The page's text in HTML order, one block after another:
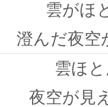
雲がほ
澄んだ夜空
雲ほ
夜空が見